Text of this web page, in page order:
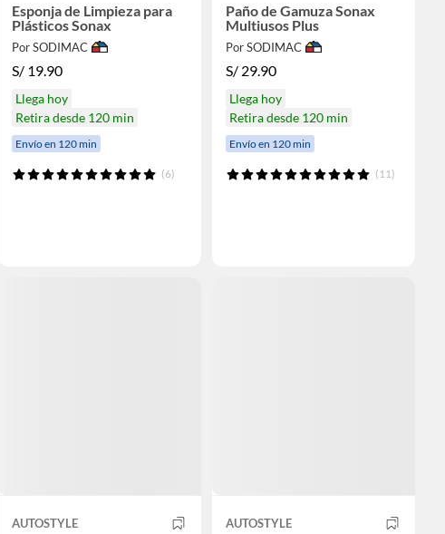
Esponja de Limpieza para
Plásticos Sonax
Por SODIMAC
S/ 19.90
Llega hoy
Retira desde 120 min
Envío en 120 min
(6)
Paño de Gamuza Sonax
Multiusos Plus
Por SODIMAC
S/ 29.90
Llega hoy
Retira desde 120 min
Envío en 120 min
(11)
AUTOSTYLE AUTOSTYLE